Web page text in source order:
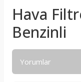
Hava
Benzinli
Yorumlar